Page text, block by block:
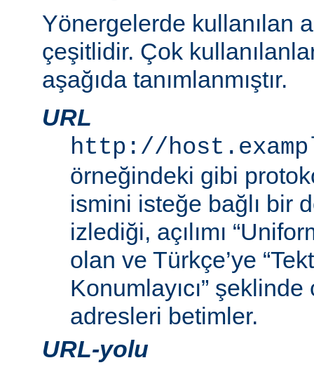
Yönergelerde kullanılan
çeşitlidir. Çok
aşağıda tanımlanmıştır.
URL
http://
örneğindeki gibi
ismini isteğe bağlı bir
izlediği, açılımı
olan ve Türkçe’ye
Konumlayıcı”
adresleri betimler.
URL-yolu